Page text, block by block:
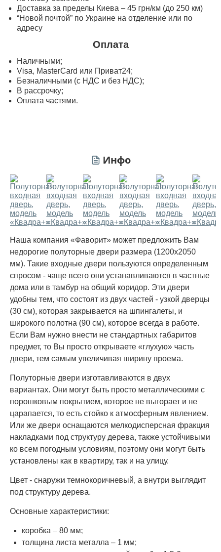
Доставка за пределы Киева – 45 грн/км (до 250 км)
“Новой почтой” по Украине на отделение или по
адресу
Оплата
Наличными;
Visa, MasterСard или Приват24;
Безналичными (с НДС и без НДС);
В рассрочку;
Оплата частями.
Инфо
Наша компания «Фаворит» может предложить Вам
недорогие полуторные двери размера (1200х2050
мм). Такие входные двери пользуются определенным
спросом - чаще всего они устанавливаются в частные
дома или в тамбур на общий коридор. Эти двери
удобны тем, что состоят из двух частей - узкой дверцы
(30 см), которая закрывается на шпингалеты, и
широкого полотна (90 см), которое всегда в работе.
Если Вам нужно внести не стандартных габаритов
предмет, то Вы просто открываете «глухую» часть
двери, тем самым увеличивая ширину проема.
Полуторные двери изготавливаются в двух
вариантах. Они могут быть просто металлическими с
порошковым покрытием, которое не выгорает и не
царапается, то есть стойко к атмосферным явлением.
Или же двери оснащаются мелкодисперсная фракция
накладками под структуру дерева, также устойчивыми
ко всем погодным условиям, поэтому они могут быть
установлены как в квартиру, так и на улицу.
Цвет - снаружи темнокоричневый, а внутри выглядит
под структуру дерева.
Основные характеристики:
коробка – 80 мм;
толщина листа металла – 1 мм;